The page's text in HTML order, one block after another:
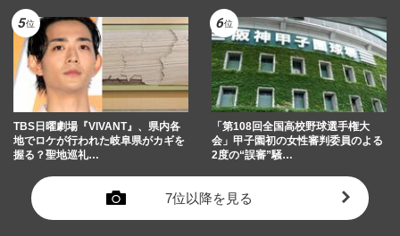
TBS日曜劇場『VIVANT』、県内各
地でロケが行われた岐阜県がカギを
握る？聖地巡礼…
「第108回全国高校野球選手権大
会」甲子園初の女性審判委員のよる
2度の“誤審”騒…
7位以降を見る